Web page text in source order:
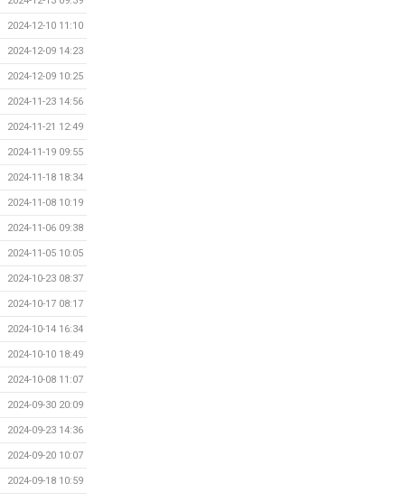
2024-12-10 11:10
2024-12-09 14:23
2024-12-09 10:25
2024-11-23 14:56
2024-11-21 12:49
2024-11-19 09:55
2024-11-18 18:34
2024-11-08 10:19
2024-11-06 09:38
2024-11-05 10:05
2024-10-23 08:37
2024-10-17 08:17
2024-10-14 16:34
2024-10-10 18:49
2024-10-08 11:07
2024-09-30 20:09
2024-09-23 14:36
2024-09-20 10:07
2024-09-18 10:59